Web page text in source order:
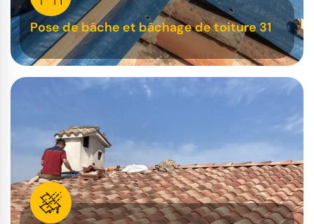
Pose de bâche et bâchage de toiture 31